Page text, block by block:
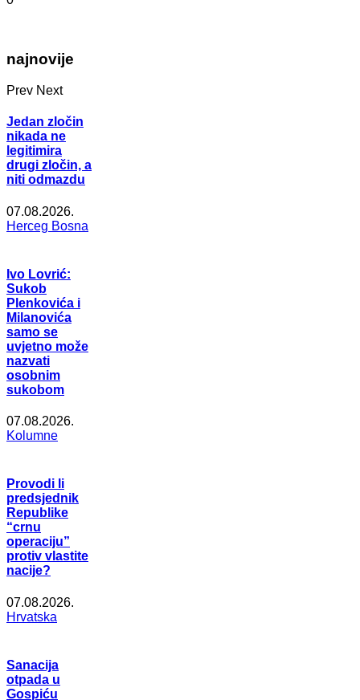
najnovije
Prev Next
Jedan zločin
nikada ne
legitimira
drugi zločin, a
niti odmazdu
07.08.2026.
Herceg Bosna
Ivo Lovrić:
Sukob
Plenkovića i
Milanovića
samo se
uvjetno može
nazvati
osobnim
sukobom
07.08.2026.
Kolumne
Provodi li
predsjednik
Republike
“crnu
operaciju”
protiv vlastite
nacije?
07.08.2026.
Hrvatska
Sanacija
otpada u
Gospiću